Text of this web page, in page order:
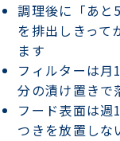
調理後に「あと
を排出しきって
ます
フィルターは
分の漬け置きで
フード表面は
つきを放置しな